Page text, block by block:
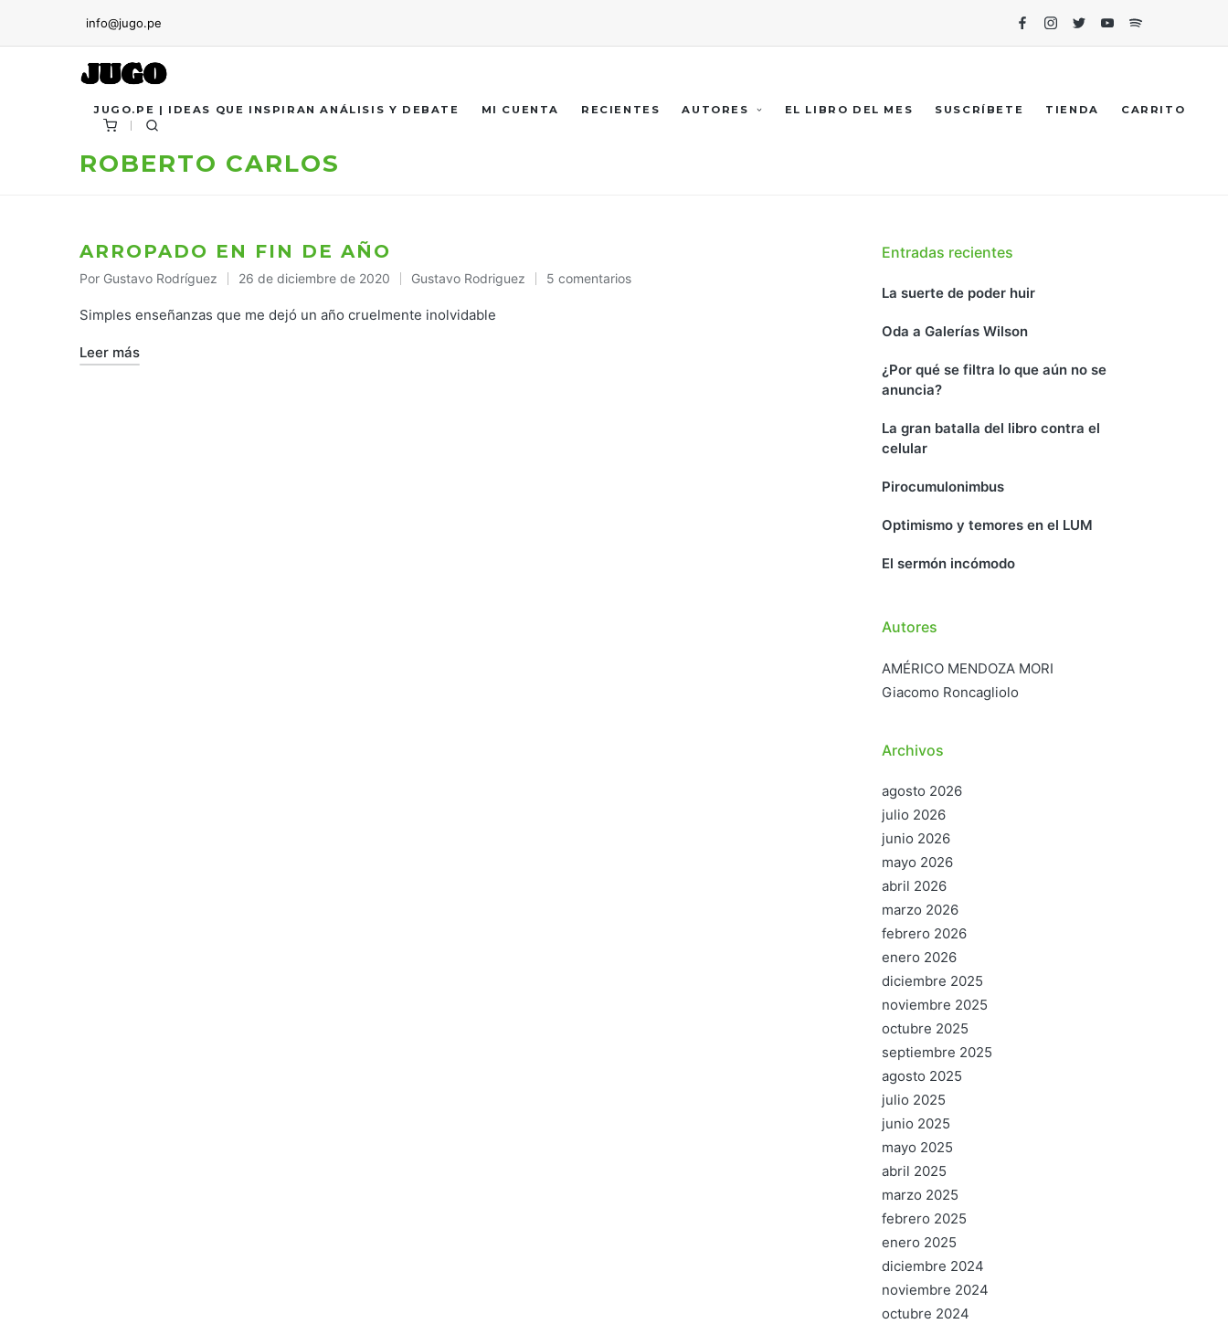
info@jugo.pe
FacebookInstagram
TwitterYoutubeSpotify
JUGO.PE | IDEAS QUE INSPIRAN ANÁLISIS Y DEBATE MI CUENTA RECIENTES AUTORES EL LIBRO DEL MES SUSCRÍBETE TIENDA CARRITO
ROBERTO CARLOS
ARROPADO EN FIN DE AÑO
Publicado
por
Por Gustavo Rodríguez 26 de diciembre de 2020
Publicado
en
Gustavo Rodriguez 5 comentarios
Simples enseñanzas que me dejó un año cruelmente inolvidable
Leer más
Entradas recientes
La suerte de poder huir
Oda a Galerías Wilson
¿Por qué se filtra lo que aún no se
anuncia?
La gran batalla del libro contra el
celular
Pirocumulonimbus
Optimismo y temores en el LUM
El sermón incómodo
Autores
AMÉRICO MENDOZA MORI
Giacomo Roncagliolo
Archivos
agosto 2026
julio 2026
junio 2026
mayo 2026
abril 2026
marzo 2026
febrero 2026
enero 2026
diciembre 2025
noviembre 2025
octubre 2025
septiembre 2025
agosto 2025
julio 2025
junio 2025
mayo 2025
abril 2025
marzo 2025
febrero 2025
enero 2025
diciembre 2024
noviembre 2024
octubre 2024